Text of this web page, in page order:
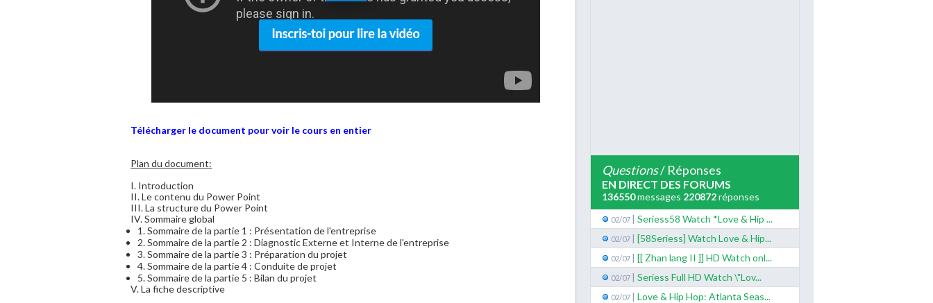
Télécharger le document pour voir le cours en entier
Plan du document:
I. Introduction
II. Le contenu du Power Point
III. La structure du Power Point
IV. Sommaire global
1. Sommaire de la partie 1 : Présentation de l'entreprise
2. Sommaire de la partie 2 : Diagnostic Externe et Interne de l'entreprise
3. Sommaire de la partie 3 : Préparation du projet
4. Sommaire de la partie 4 : Conduite de projet
5. Sommaire de la partie 5 : Bilan du projet
V. La fiche descriptive
Questions/ Réponses
EN DIRECT DES FORUMS
136550messages 220872réponses
02/07 | Seriess58 Watch *Love & Hip ...
02/07 | [58Seriess] Watch Love & Hip...
02/07 | [[ Zhan lang II ]] HD Watch onl...
02/07 | Seriess Full HD Watch \"Lov...
02/07 | Love & Hip Hop: Atlanta Seas...